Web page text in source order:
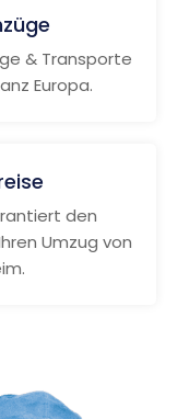
& Transporte
Europa.
den
Umzug von